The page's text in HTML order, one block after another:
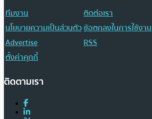
ทีมงาน
ติดต่อเรา
นโยบายความเป็นส่วนตัวข้อตกลงในการใช้งาน
Advertise
RSS
ตั้งค่าคุกกี้
ติดตามเรา